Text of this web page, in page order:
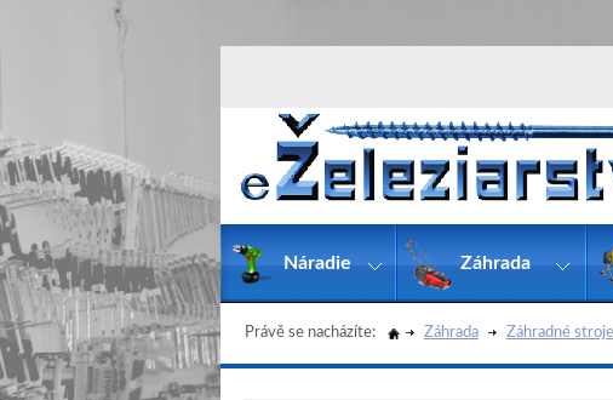
Právě se nacházíte: Záhrada Záhradné stroje
Náradie Záhrada